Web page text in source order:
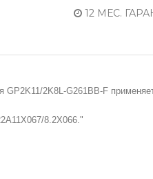
12 МЕС.
2K8L-G261BB-F
8.2X066."